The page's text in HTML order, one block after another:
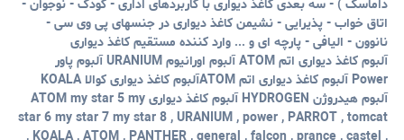
داماسک ) - سه بعدی کاغذ دیواری با کاربردهای اداری - کودک - نوجوان -
اتاق خواب - پذیرایی - نشیمن کاغذ دیواری در جنسهای پی وی سی -
نانوون - الیافی - پارچه ای و ... وارد کننده مستقیم کاغذ دیواری
آلبوم کاغذ دیواری اتم ATOM آلبوم اورانیوم URANIUM آلبوم پاور
Power آلبوم کاغذ دیواری اتم ATOMآلبوم کاغذ دیواری کوالا KOALA
آلبوم هیدروژن HYDROGEN آلبوم کاغذ دیواری ATOM my star 5 my
star 6 my star 7 my star 8 , URANIUM , power , PARROT , tomcat